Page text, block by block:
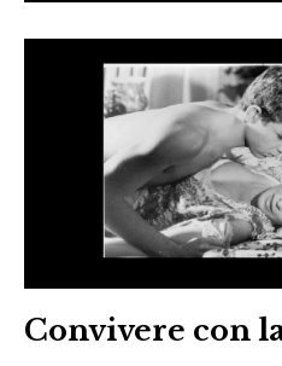
Convivere con